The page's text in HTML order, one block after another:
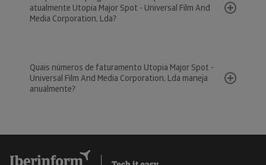
atualmente Utopia Major Spot - Universal Film And
Media Corporation, Lda?
Quais números de faturamento Utopia Major Spot -
Universal Film And Media Corporation, Lda maneja
anualmente?